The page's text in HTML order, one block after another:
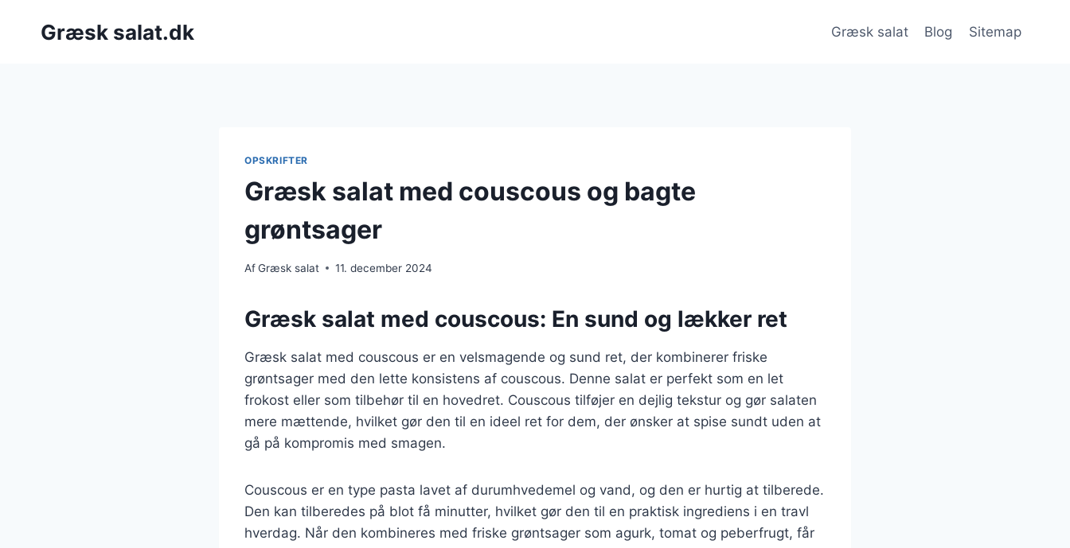
Græsk salat.dk Græsk salat Blog Sitemap
OPSKRIFTER
Græsk salat med couscous og bagte
grøntsager
AfGræsk salat 11. december 2024
Græsk salat med couscous: En sund og lækker ret
Græsk salat med couscous er en velsmagende og sund ret, der kombinerer friske
grøntsager med den lette konsistens af couscous. Denne salat er perfekt som en let
frokost eller som tilbehør til en hovedret. Couscous tilføjer en dejlig tekstur og gør salaten
mere mættende, hvilket gør den til en ideel ret for dem, der ønsker at spise sundt uden at
gå på kompromis med smagen.
Couscous er en type pasta lavet af durumhvedemel og vand, og den er hurtig at tilberede.
Den kan tilberedes på blot få minutter, hvilket gør den til en praktisk ingrediens i en travl
hverdag. Når den kombineres med friske grøntsager som agurk, tomat og peberfrugt, får